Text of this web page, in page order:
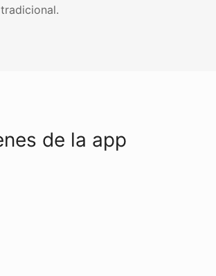
de la app